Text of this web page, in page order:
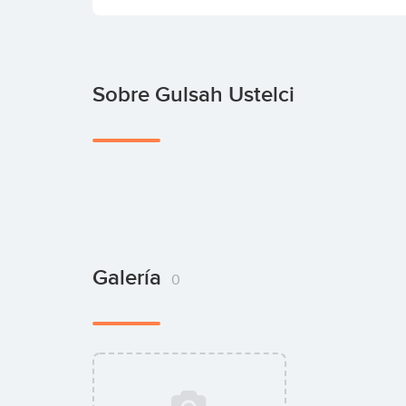
Sobre Gulsah Ustelci
Galería 0